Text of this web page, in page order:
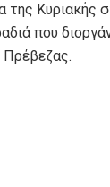
Κυριακής
που
Πρέβεζας.